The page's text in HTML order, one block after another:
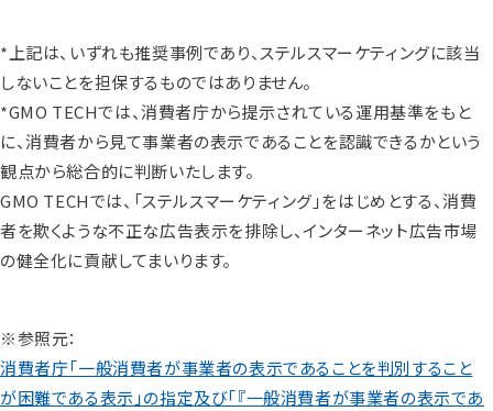
*上記は、いずれも推奨事例であり、ステルスマーケティングに該当
しないことを担保するものではありません。
*GMO TECHでは、消費者庁から提示されている運用基準をもと
に、消費者から見て事業者の表示であることを認識できるかという
観点から総合的に判断いたします。
GMO TECHでは、「ステルスマーケティング」をはじめとする、消費
者を欺くような不正な広告表示を排除し、インターネット広告市場
の健全化に貢献してまいります。
※参照元：
消費者庁「一般消費者が事業者の表示であることを判別すること
が困難である表示」の指定及び「『一般消費者が事業者の表示であ